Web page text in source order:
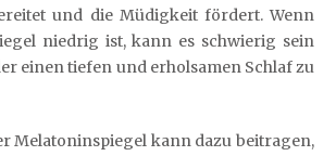
und die Müdigkeit fördert. Wenn
niedrig ist, kann es schwierig sein
einen tiefen und erholsamen Schlaf zu
Melatoninspiegel kann dazu beitragen,